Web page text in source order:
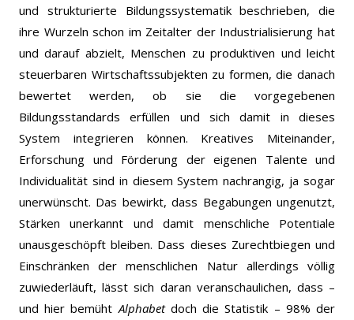
und strukturierte Bildungssystematik beschrieben, die
ihre Wurzeln schon im Zeitalter der Industrialisierung hat
und darauf abzielt, Menschen zu produktiven und leicht
steuerbaren Wirtschaftssubjekten zu formen, die danach
bewertet werden, ob sie die vorgegebenen
Bildungsstandards erfüllen und sich damit in dieses
System integrieren können. Kreatives Miteinander,
Erforschung und Förderung der eigenen Talente und
Individualität sind in diesem System nachrangig, ja sogar
unerwünscht. Das bewirkt, dass Begabungen ungenutzt,
Stärken unerkannt und damit menschliche Potentiale
unausgeschöpft bleiben. Dass dieses Zurechtbiegen und
Einschränken der menschlichen Natur allerdings völlig
zuwiederläuft, lässt sich daran veranschaulichen, dass –
und hier bemüht Alphabetdoch die Statistik – 98% der